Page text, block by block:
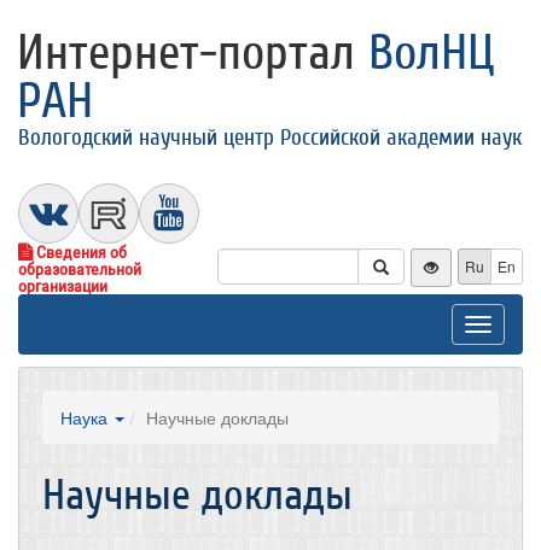
Интернет-портал ВолНЦ
РАН
Вологодский научный центр Российской академии наук
Сведения об
образовательной
организации
Ru En
Toggle
Наука Научные доклады
Научные доклады